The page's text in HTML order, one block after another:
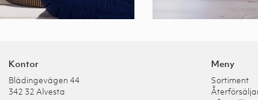
Kontor
Blädingevägen 44
342 32 Alvesta
Meny
Sortiment